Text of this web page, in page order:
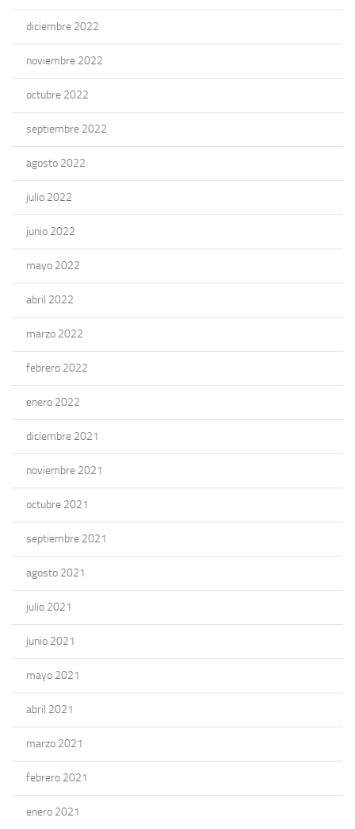
diciembre 2022
noviembre 2022
octubre 2022
septiembre 2022
agosto 2022
julio 2022
junio 2022
mayo 2022
abril 2022
marzo 2022
febrero 2022
enero 2022
diciembre 2021
noviembre 2021
octubre 2021
septiembre 2021
agosto 2021
julio 2021
junio 2021
mayo 2021
abril 2021
marzo 2021
febrero 2021
enero 2021